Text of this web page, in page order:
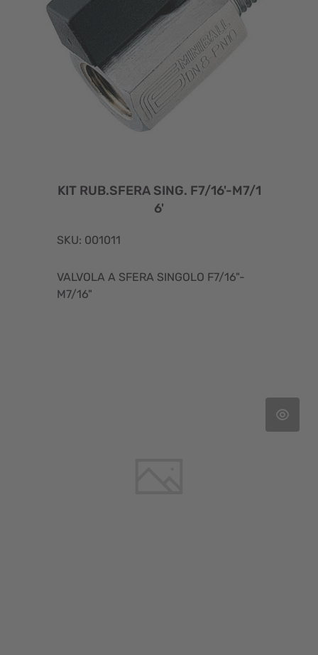
KIT RUB.SFERA SING. F7/16'-M7/1
6'
SKU: 001011
VALVOLA A SFERA SINGOLO F7/16"-
M7/16"